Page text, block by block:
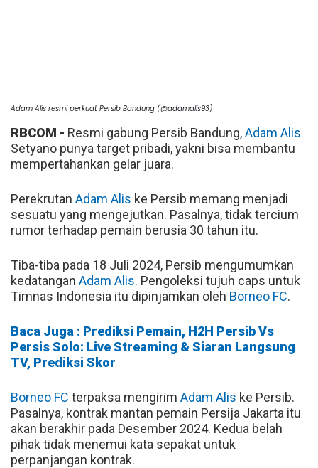
Adam Alis resmi perkuat Persib Bandung (@adamalis93)
RBCOM - Resmi gabung Persib Bandung,Adam Alis
Setyano punya target pribadi, yakni bisa membantu
mempertahankan gelar juara.
Perekrutan Adam Alis ke Persib memang menjadi
sesuatu yang mengejutkan. Pasalnya, tidak tercium
rumor terhadap pemain berusia 30 tahun itu.
Tiba-tiba pada 18 Juli 2024, Persib mengumumkan
kedatangan Adam Alis. Pengoleksi tujuh caps untuk
Timnas Indonesia itu dipinjamkan oleh Borneo FC.
Baca Juga : Prediksi Pemain, H2H Persib Vs
Persis Solo: Live Streaming & Siaran Langsung
TV, Prediksi Skor
Borneo FC terpaksa mengirim Adam Alis ke Persib.
Pasalnya, kontrak mantan pemain Persija Jakarta itu
akan berakhir pada Desember 2024. Kedua belah
pihak tidak menemui kata sepakat untuk
perpanjangan kontrak.